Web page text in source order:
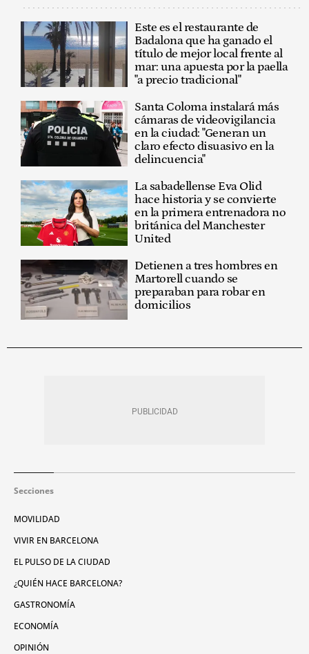
Este es el restaurante de
Badalona que ha ganado el
título de mejor local frente al
mar: una apuesta por la paella
"a precio tradicional"
Santa Coloma instalará más
cámaras de videovigilancia
en la ciudad: "Generan un
claro efecto disuasivo en la
delincuencia"
La sabadellense Eva Olid
hace historia y se convierte
en la primera entrenadora no
británica del Manchester
United
Detienen a tres hombres en
Martorell cuando se
preparaban para robar en
domicilios
Secciones
MOVILIDAD
VIVIR EN BARCELONA
EL PULSO DE LA CIUDAD
¿QUIÉN HACE BARCELONA?
GASTRONOMÍA
ECONOMÍA
OPINIÓN